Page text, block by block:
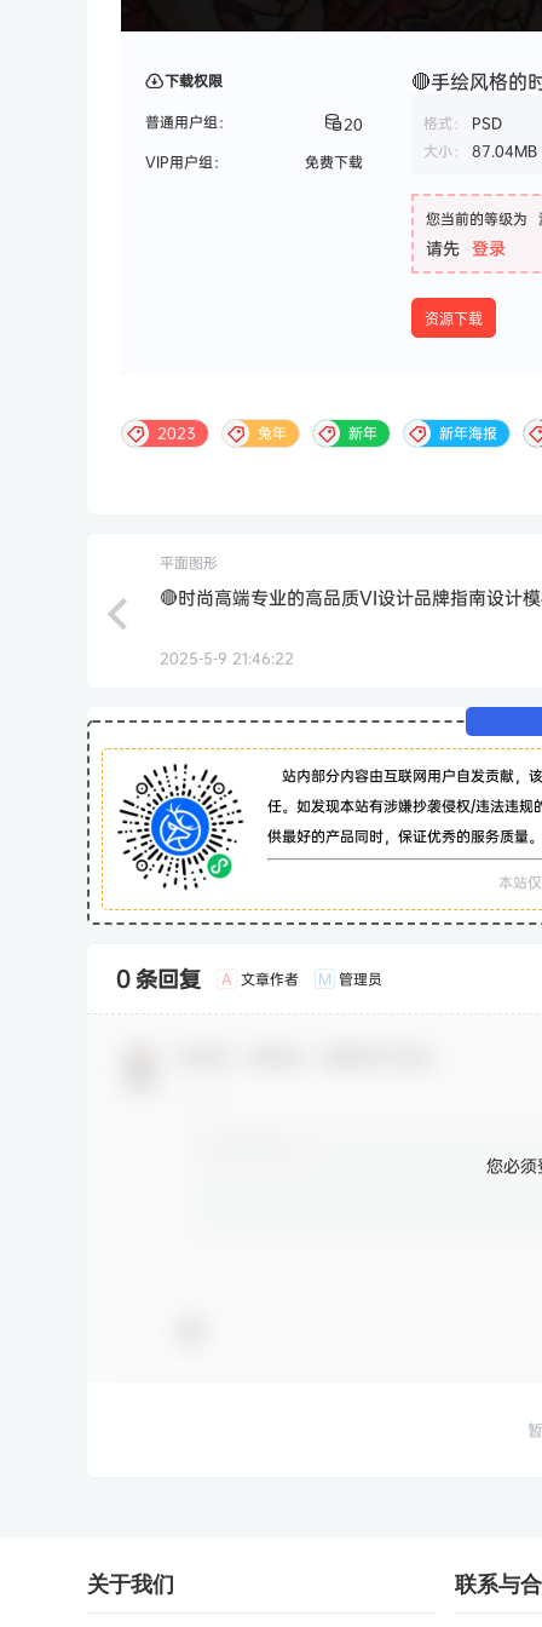
下载权限
普通用户组：
20
VIP用户组：
免费下载
🔴手绘风格的
格式：
PSD
大小：
87.04MB
您当前的等级为
请先 登录
资源下载
2023 兔年 新年 新年海报
平面图形
🔴时尚高端专业的高品质VI设计品牌指南设计
2025-5-9 21:46:22
站内部分内容由互联网用户自发贡献，
任。如发现本站有涉嫌抄袭侵权/违法违规
供最好的产品同时，保证优秀的服务质量。
本站
0 条回复 A 文章作者 M 管理员
您必须
关于我们 联系与